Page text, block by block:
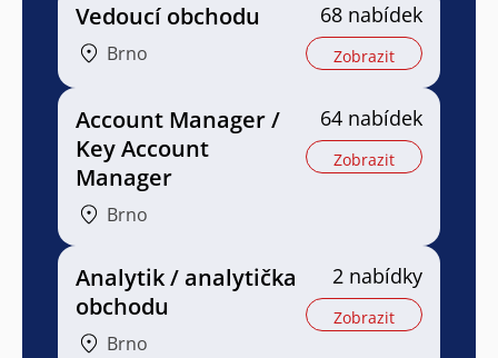
Vedoucí obchodu
Brno
68 nabídek
Zobrazit
Account Manager /
Key Account
Manager
Brno
64 nabídek
Zobrazit
Analytik / analytička
obchodu
Brno
2 nabídky
Zobrazit